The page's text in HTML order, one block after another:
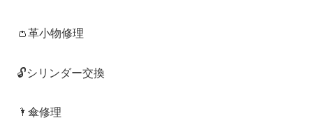
👛革小物修理
🔓シリンダー交換
🌂傘修理